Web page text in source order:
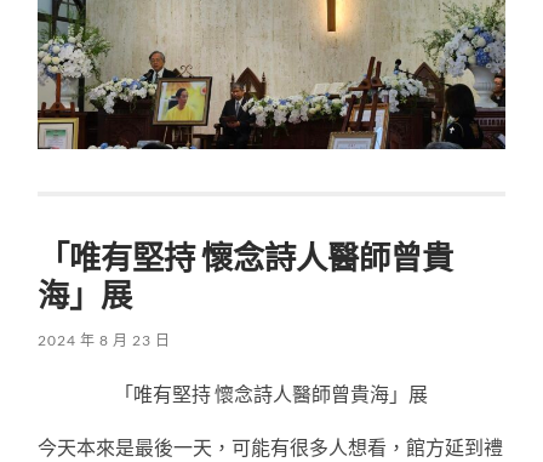
「唯有堅持 懷念詩人醫師曾貴
海」展
2024 年 8 月 23 日
「唯有堅持 懷念詩人醫師曾貴海」展
今天本來是最後一天，可能有很多人想看，館方延到禮